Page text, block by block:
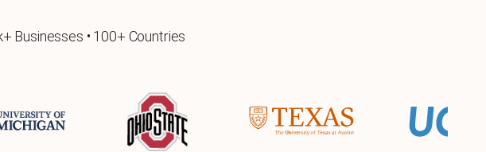
Businesses • 100+ Countries